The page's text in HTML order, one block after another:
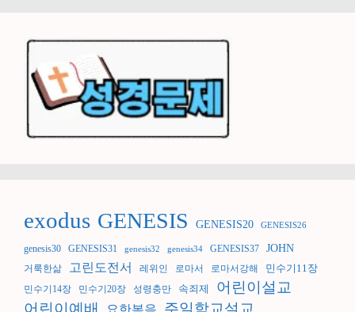
exodus GENESIS GENESIS20 GENESIS26
genesis30 GENESIS31 genesis32 genesis34 GENESIS37 JOHN
거룩한삶 고린도전서 레위인 로마서 로마서강해 민수기11장
민수기14장 민수기20장 성령충만 속죄제
어린이설교